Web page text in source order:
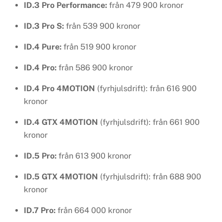
ID.3 Pro Performance: från 479 900 kronor
ID.3 Pro S: från 539 900 kronor
ID.4 Pure: från 519 900 kronor
ID.4 Pro: från 586 900 kronor
ID.4 Pro 4MOTION (fyrhjulsdrift): från 616 900
kronor
ID.4 GTX 4MOTION (fyrhjulsdrift): från 661 900
kronor
ID.5 Pro: från 613 900 kronor
ID.5 GTX 4MOTION (fyrhjulsdrift): från 688 900
kronor
ID.7 Pro: från 664 000 kronor